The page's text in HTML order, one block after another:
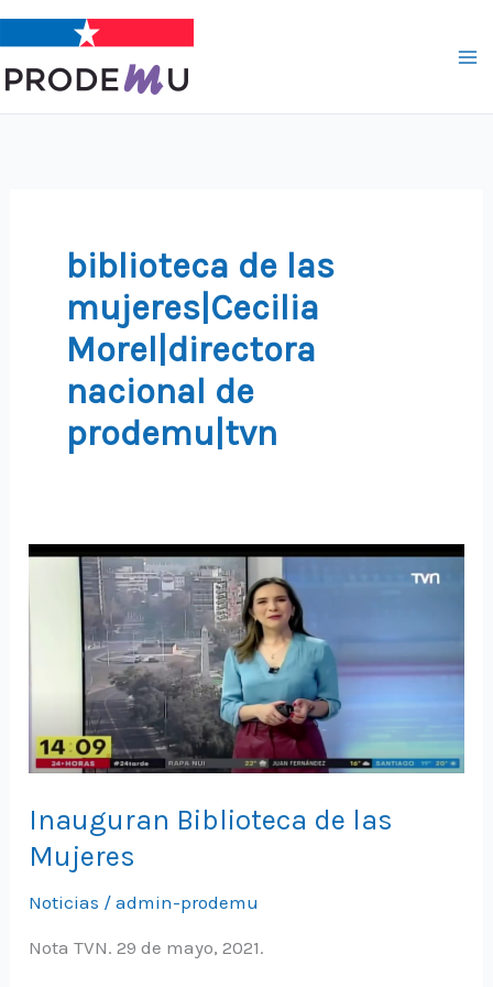
contenido
biblioteca de las
mujeres|Cecilia
Morel|directora
nacional de
prodemu|tvn
Inauguran Biblioteca de las
Mujeres
Noticias /admin-prodemu
Nota TVN. 29 de mayo, 2021.